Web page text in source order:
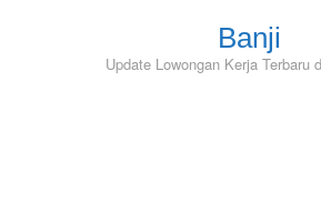
Banji
Update Lowongan Kerja Terbaru